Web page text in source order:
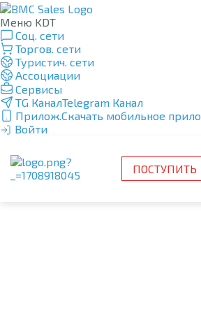
Меню KDT
Соц. сети
Торгов. сети
Туристич. сети
Ассоциации
Сервисы
TG КаналTelegram Канал
Прилож.Скачать мобильное
Войти
ПОСТУПИТЬ